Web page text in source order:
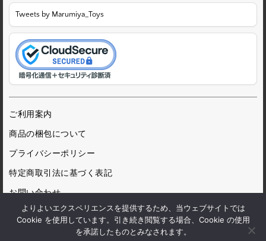
Tweets by Marumiya_Toys
ご利用案内
商品の梱包について
プライバシーポリシー
特定商取引法に基づく表記
お問い合わせ
よりよいエクスペリエンスを提供するため、当ウェブサイトでは
Cookie を使用しています。引き続き閲覧する場合、Cookie の使用
を承諾したものとみなされます。